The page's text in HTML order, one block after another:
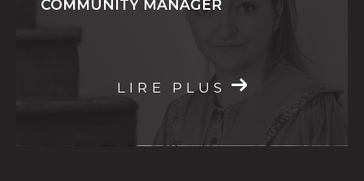
COMMUNITY MANAGER
LIRE PLUS